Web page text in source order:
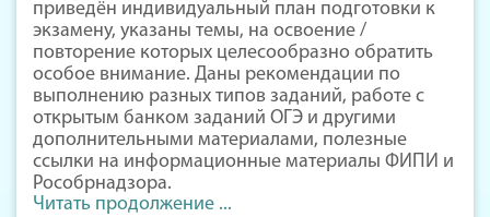
приведён индивидуальный план подготовки к
экзамену, указаны темы, на освоение /
повторение которых целесообразно обратить
особое внимание. Даны рекомендации по
выполнению разных типов заданий, работе с
открытым банком заданий ОГЭ и другими
дополнительными материалами, полезные
ссылки на информационные материалы ФИПИ и
Рособрнадзора.
Читать продолжение ...